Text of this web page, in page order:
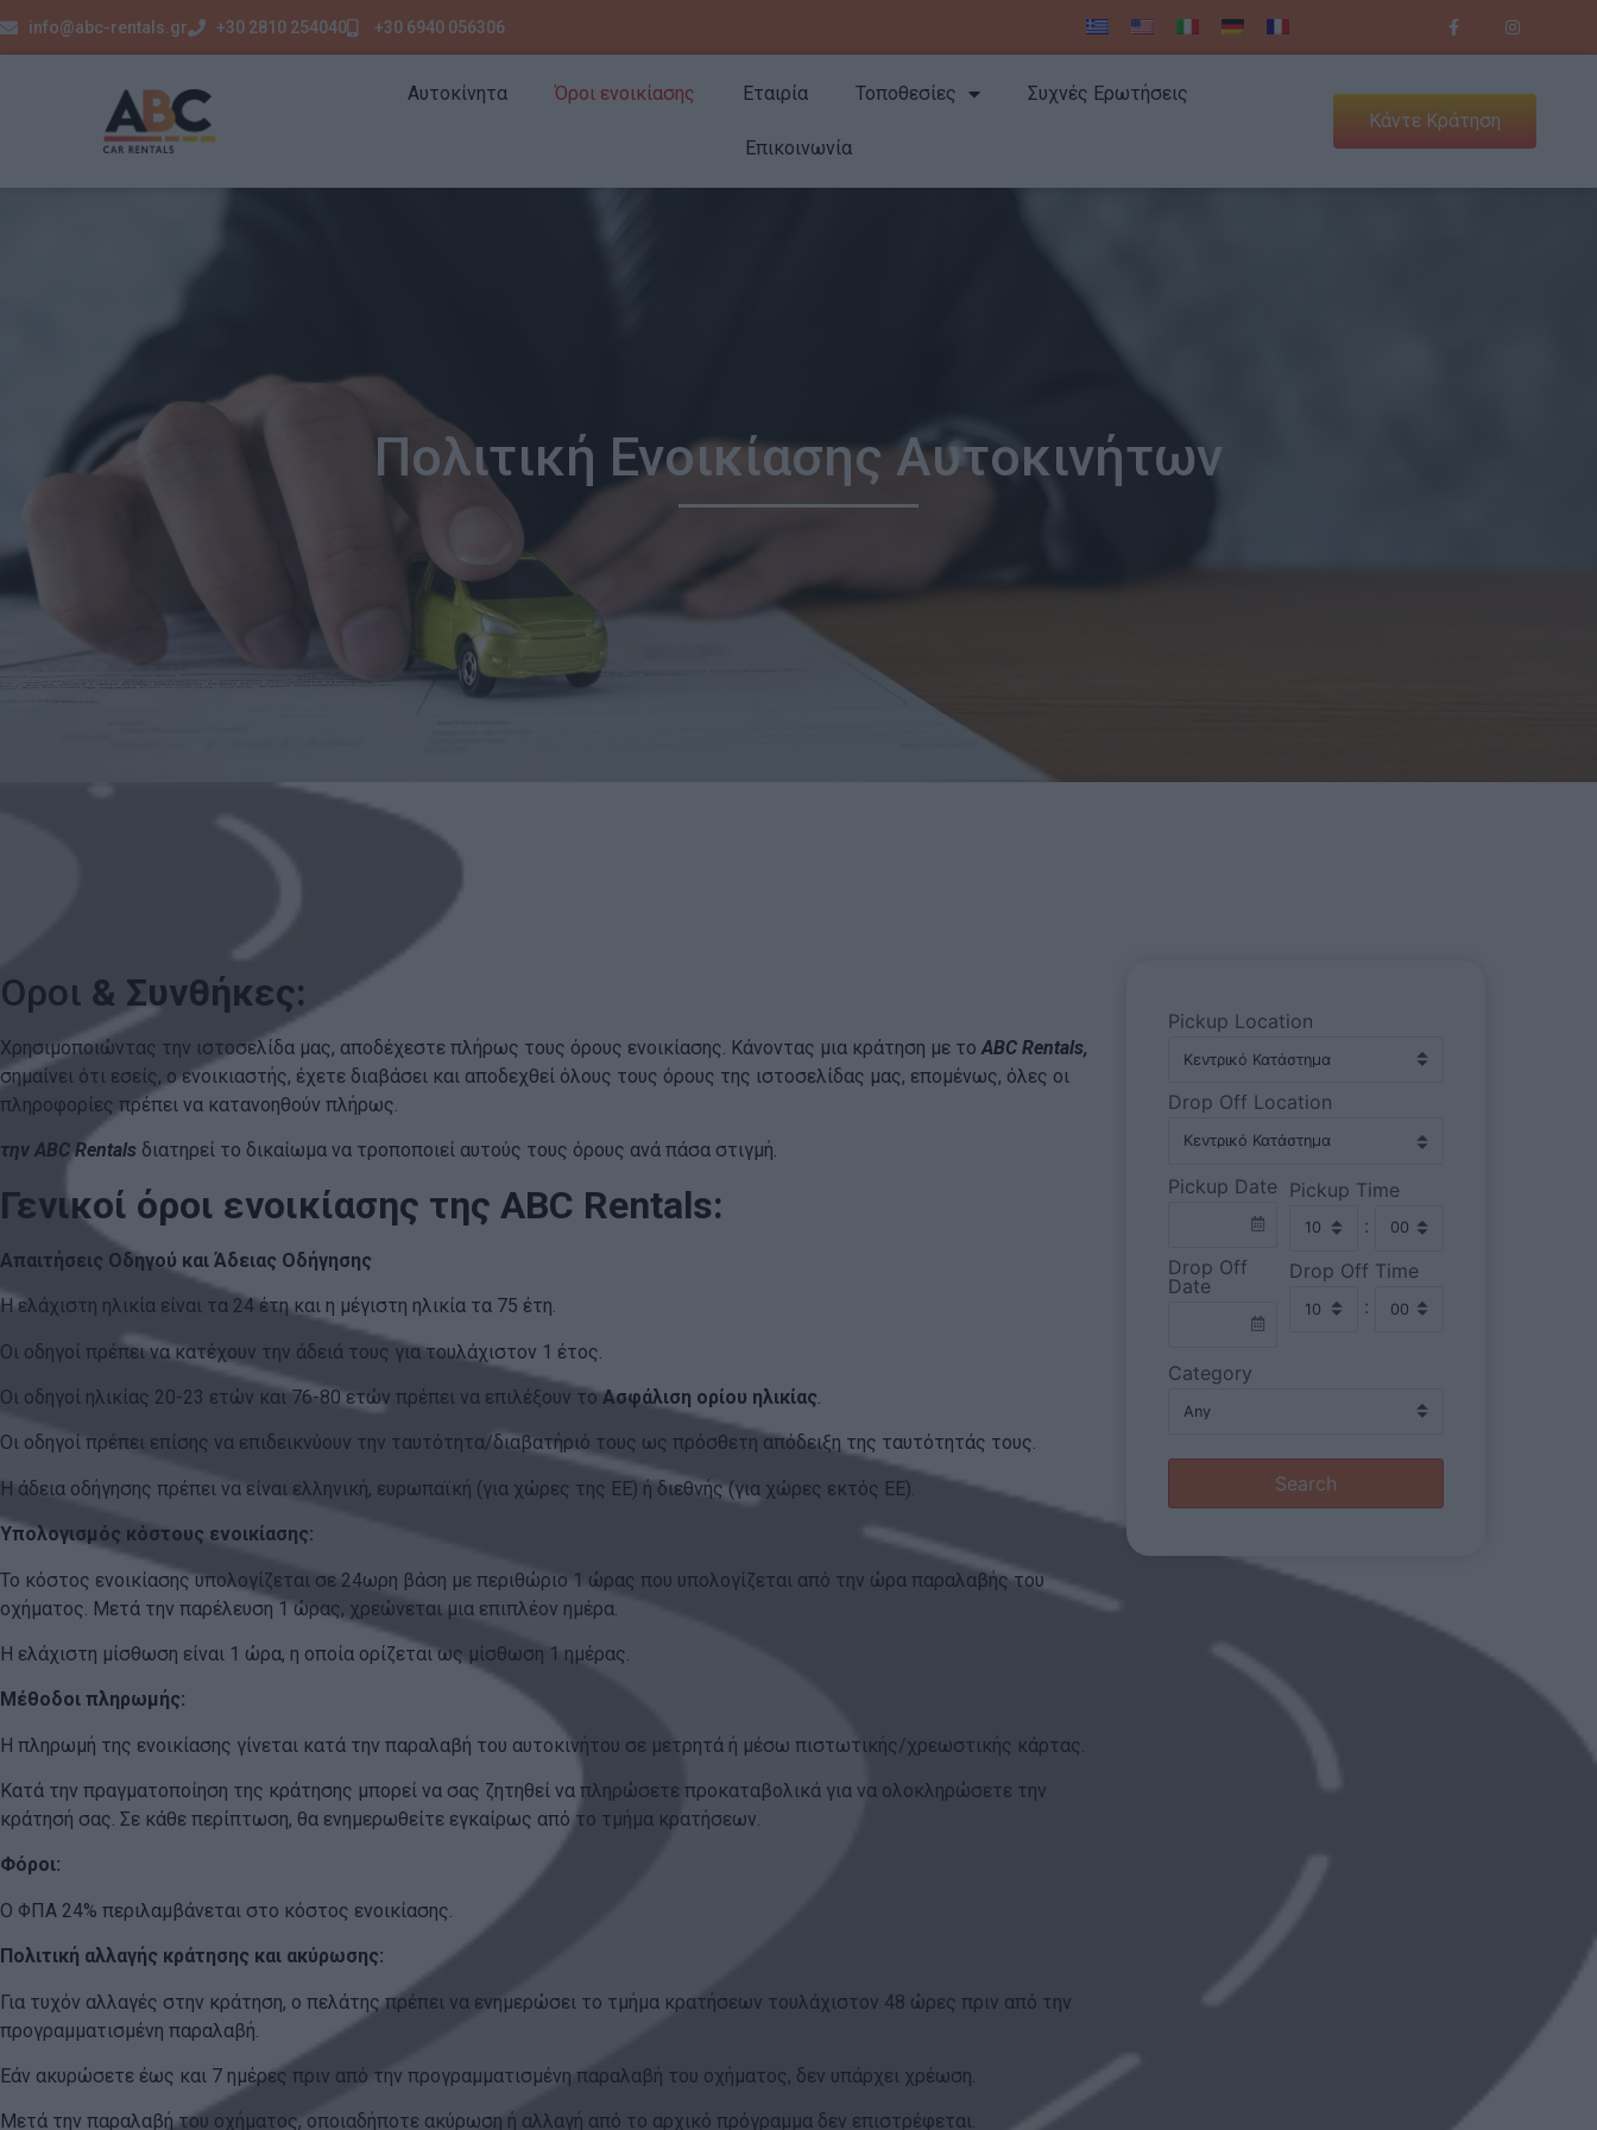
info@abc-rentals.gr +30 2810 254040 +30 6940 056306
Αυτοκίνητα Όροι ενοικίασης Εταιρία Τοποθεσίες Συχνές Ερωτήσεις
Επικοινωνία
Κάντε Κράτηση
Πολιτική Ενοικίασης Αυτοκινήτων
Οροι & Συνθήκες:
Χρησιμοποιώντας την ιστοσελίδα μας, αποδέχεστε πλήρως τους όρους ενοικίασης. Κάνοντας μια κράτηση με τοABC Rentals,
σημαίνει ότι εσείς, ο ενοικιαστής, έχετε διαβάσει και αποδεχθεί όλους τους όρους της ιστοσελίδας μας, επομένως, όλες οι
πληροφορίες πρέπει να κατανοηθούν πλήρως.
την ABC Rentals διατηρεί το δικαίωμα να τροποποιεί αυτούς τους όρους ανά πάσα στιγμή.
Γενικοί όροι ενοικίασης της ABC Rentals:
Απαιτήσεις Οδηγού και Άδειας Οδήγησης
Η ελάχιστη ηλικία είναι τα 24 έτη και η μέγιστη ηλικία τα 75 έτη.
Οι οδηγοί πρέπει να κατέχουν την άδειά τους για τουλάχιστον 1 έτος.
Οι οδηγοί ηλικίας 20-23 ετών και 76-80 ετών πρέπει να επιλέξουν τοΑσφάλιση ορίου ηλικίας.
Οι οδηγοί πρέπει επίσης να επιδεικνύουν την ταυτότητα/διαβατήριό τους ως πρόσθετη απόδειξη της ταυτότητάς τους.
Η άδεια οδήγησης πρέπει να είναι ελληνική, ευρωπαϊκή (για χώρες της ΕΕ) ή διεθνής (για χώρες εκτός ΕΕ).
Υπολογισμός κόστους ενοικίασης:
Το κόστος ενοικίασης υπολογίζεται σε 24ωρη βάση με περιθώριο 1 ώρας που υπολογίζεται από την ώρα παραλαβής του
οχήματος. Μετά την παρέλευση 1 ώρας, χρεώνεται μια επιπλέον ημέρα.
Η ελάχιστη μίσθωση είναι 1 ώρα, η οποία ορίζεται ως μίσθωση 1 ημέρας.
Μέθοδοι πληρωμής:
Η πληρωμή της ενοικίασης γίνεται κατά την παραλαβή του αυτοκινήτου σε μετρητά ή μέσω πιστωτικής/χρεωστικής κάρτας.
Κατά την πραγματοποίηση της κράτησης μπορεί να σας ζητηθεί να πληρώσετε προκαταβολικά για να ολοκληρώσετε την
κράτησή σας. Σε κάθε περίπτωση, θα ενημερωθείτε εγκαίρως από το τμήμα κρατήσεων.
Φόροι:
Ο ΦΠΑ 24% περιλαμβάνεται στο κόστος ενοικίασης.
Πολιτική αλλαγής κράτησης και ακύρωσης:
Για τυχόν αλλαγές στην κράτηση, ο πελάτης πρέπει να ενημερώσει το τμήμα κρατήσεων τουλάχιστον 48 ώρες πριν από την
προγραμματισμένη παραλαβή.
Εάν ακυρώσετε έως και 7 ημέρες πριν από την προγραμματισμένη παραλαβή του οχήματος, δεν υπάρχει χρέωση.
Μετά την παραλαβή του οχήματος, οποιαδήποτε ακύρωση ή αλλαγή από το αρχικό πρόγραμμα δεν επιστρέφεται.
Pickup Location
Drop Off Location
Pickup Date Pickup Time
:
Drop Off
Date
Drop Off Time
:
Category
Search